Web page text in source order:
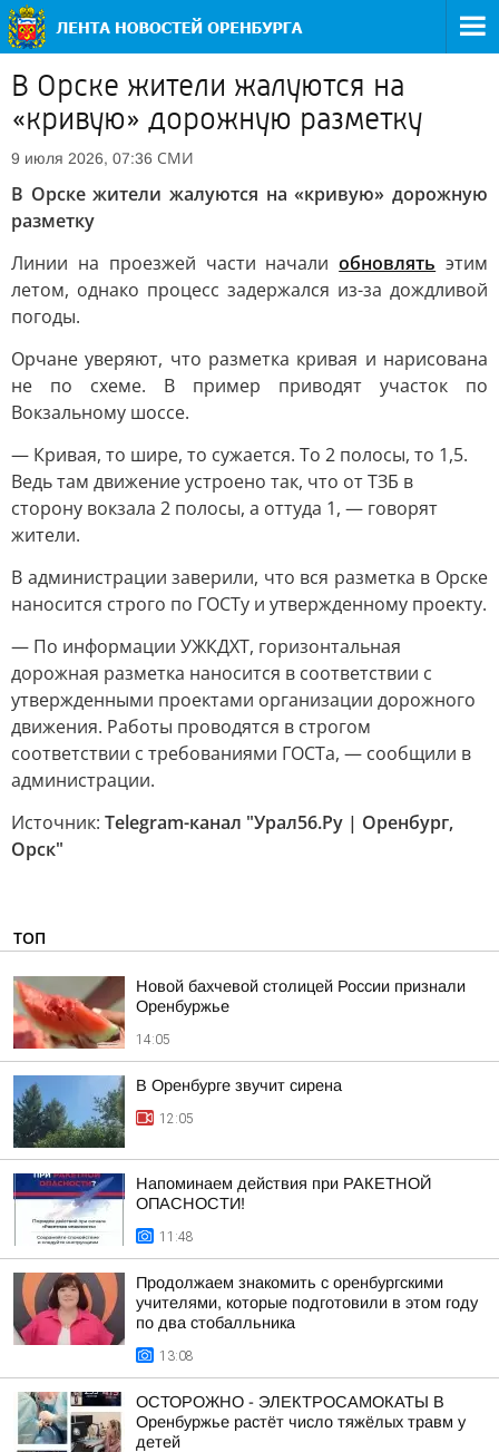
В Орске жители жалуются на
«кривую» дорожную разметку
9 июля 2026, 07:36 СМИ
В Орске жители жалуются на «кривую» дорожную
разметку
Линии на проезжей части началиобновлять этим
летом, однако процесс задержался из-за дождливой
погоды.
Орчане уверяют, что разметка кривая и нарисована
не по схеме. В пример приводят участок по
Вокзальному шоссе.
— Кривая, то шире, то сужается. То 2 полосы, то 1,5.
Ведь там движение устроено так, что от ТЗБ в
сторону вокзала 2 полосы, а оттуда 1, — говорят
жители.
В администрации заверили, что вся разметка в Орске
наносится строго по ГОСТу и утвержденному проекту.
— По информации УЖКДХТ, горизонтальная
дорожная разметка наносится в соответствии с
утвержденными проектами организации дорожного
движения. Работы проводятся в строгом
соответствии с требованиями ГОСТа, — сообщили в
администрации.
Источник: Telegram-канал "Урал56.Ру | Оренбург,
Орск"
ТОП
Новой бахчевой столицей России признали
Оренбуржье
14:05
В Оренбурге звучит сирена
12:05
Напоминаем действия при РАКЕТНОЙ
ОПАСНОСТИ!
11:48
Продолжаем знакомить с оренбургскими
учителями, которые подготовили в этом году
по два стобалльника
13:08
ОСТОРОЖНО - ЭЛЕКТРОСАМОКАТЫ В
Оренбуржье растёт число тяжёлых травм у
детей